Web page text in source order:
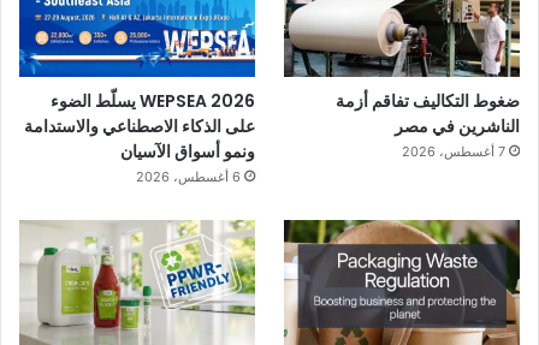
ضغوط التكاليف تفاقم أزمة
الناشرين في مصر
7 أغسطس، 2026
WEPSEA 2026 يسلّط الضوء
على الذكاء الاصطناعي والاستدامة
ونمو أسواق الآسيان
6 أغسطس، 2026